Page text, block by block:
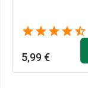
5,99 €